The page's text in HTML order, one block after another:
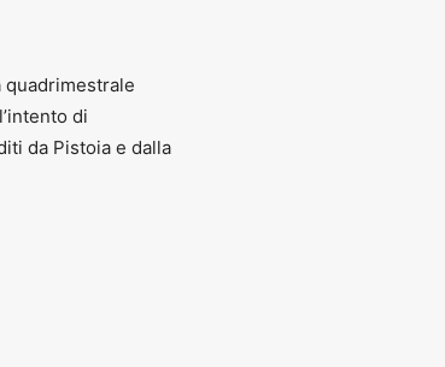
quadrimestrale
di
da Pistoia e dalla